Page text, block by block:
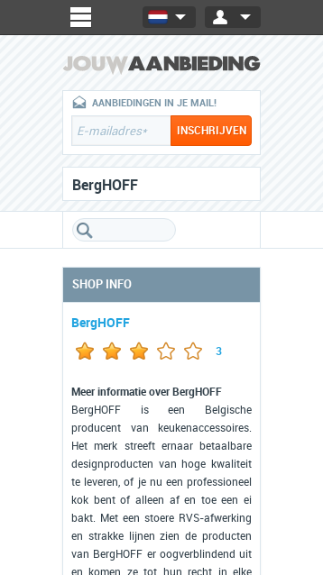
AANBIEDINGEN IN JE MAIL!
BergHOFF
SHOP INFO
BergHOFF
3
Meer informatie over BergHOFF
BergHOFF is een Belgische
producent van keukenaccessoires.
Het merk streeft ernaar betaalbare
designproducten van hoge kwaliteit
te leveren, of je nu een professioneel
kok bent of alleen af en toe een ei
bakt. Met een stoere RVS-afwerking
en strakke lijnen zien de producten
van BergHOFF er oogverblindend uit
en komen ze tot hun recht in elke